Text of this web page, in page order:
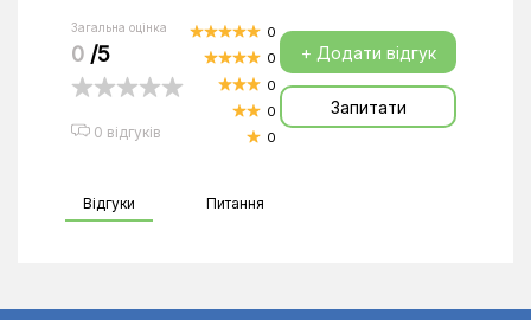
Загальна оцінка
0 /5
0 відгуків
0
0
0
0
0
+ Додати відгук
Запитати
Відгуки Питання